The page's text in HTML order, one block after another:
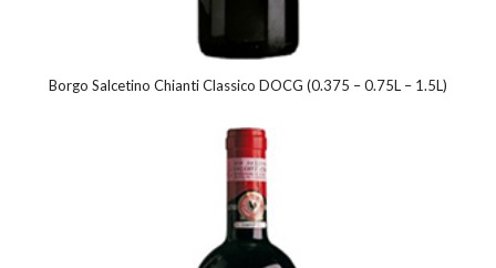
Borgo Salcetino Chianti Classico DOCG (0.375 – 0.75L – 1.5L)